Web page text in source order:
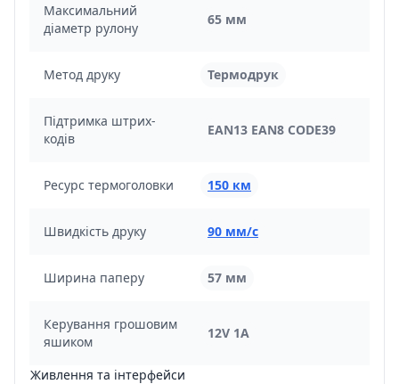
Максимальний
діаметр рулону
65 мм
Метод друку Термодрук
Підтримка штрих-
кодів
EAN13 EAN8 CODE39
Ресурс термоголовки 150 км
Швидкість друку 90 мм/с
Ширина паперу 57 мм
Керування грошовим
яшиком
12V 1A
Живлення та інтерфейси